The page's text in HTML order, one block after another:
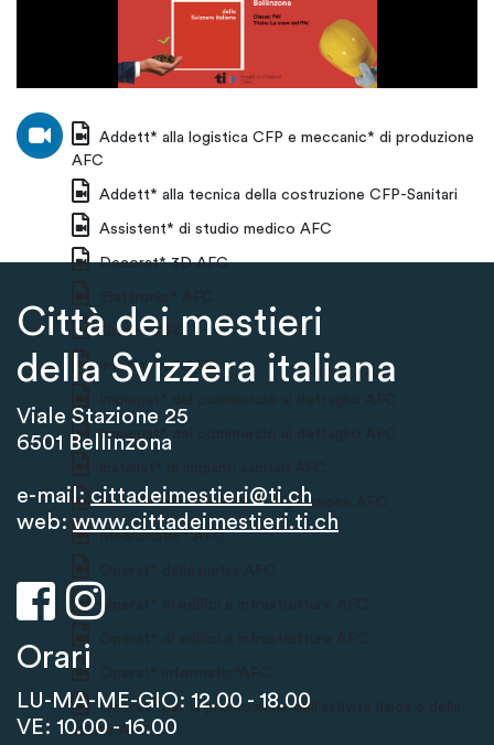
Addett* alla logistica CFP e meccanic* di produzione
AFC
Addett* alla tecnica della costruzione CFP-Sanitari
Assistent* di studio medico AFC
Decorat* 3D AFC
Grafic* AFC
Informatic* AFC
Impiegat* del commercio al dettaglio AFC
Installat* di sistemi di refrigerazione AFC
Mediamatic* AFC
Operat* di edifici e infrastrutture AFC
Operat* per la promozione dell'attivita fisica e della
salute AFC
Città dei mestieri
della Svizzera italiana
Viale Stazione 25
6501 Bellinzona
e-mail: cittadeimestieri@ti.ch
web: www.cittadeimestieri.ti.ch
Orari
LU-MA-ME-GIO: 12.00 - 18.00
VE: 10.00 - 16.00